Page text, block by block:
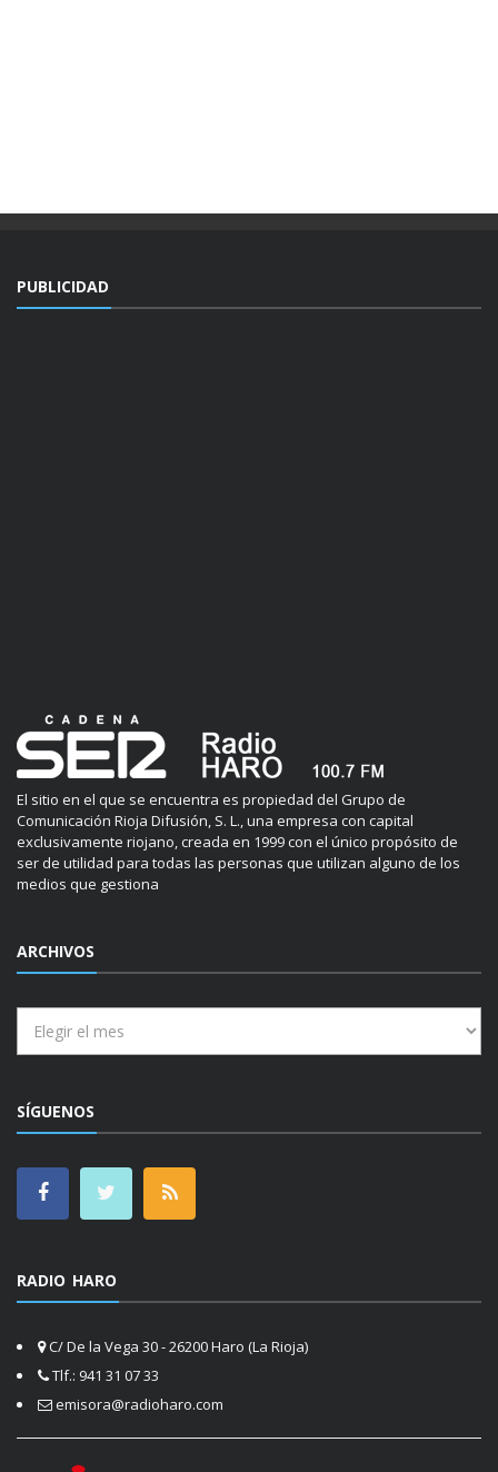
PUBLICIDAD
El sitio en el que se encuentra es propiedad del Grupo de
Comunicación Rioja Difusión, S. L., una empresa con capital
exclusivamente riojano, creada en 1999 con el único propósito de
ser de utilidad para todas las personas que utilizan alguno de los
medios que gestiona
ARCHIVOS
SÍGUENOS
RADIO HARO
C/ De la Vega 30 - 26200 Haro (La Rioja)
Tlf.: 941 31 07 33
emisora@radioharo.com